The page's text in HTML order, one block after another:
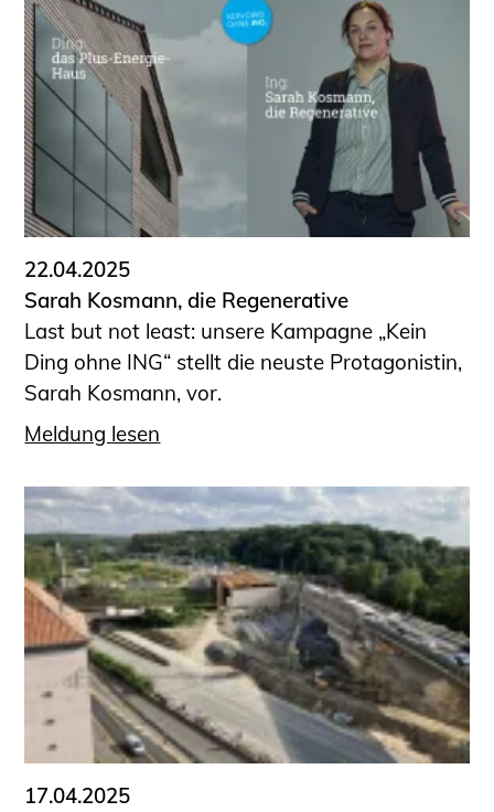
22.04.2025
Sarah Kosmann, die Regenerative
Last but not least: unsere Kampagne „Kein
Ding ohne ING“ stellt die neuste Protagonistin,
Sarah Kosmann, vor.
Meldung lesen
17.04.2025